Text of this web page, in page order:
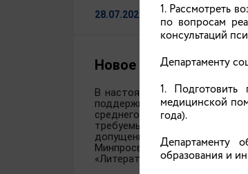
28.07.2026
Новое в
В настоящее время в
поддержки учителей; на
среднего
требуемых для получения
допущенных к
Минпросвещения России
«Литературное чтение» и
1. Рассмотреть
по вопросам
консультаций
Департаменту
1.
медицинской
года).
Департаменту
образования и